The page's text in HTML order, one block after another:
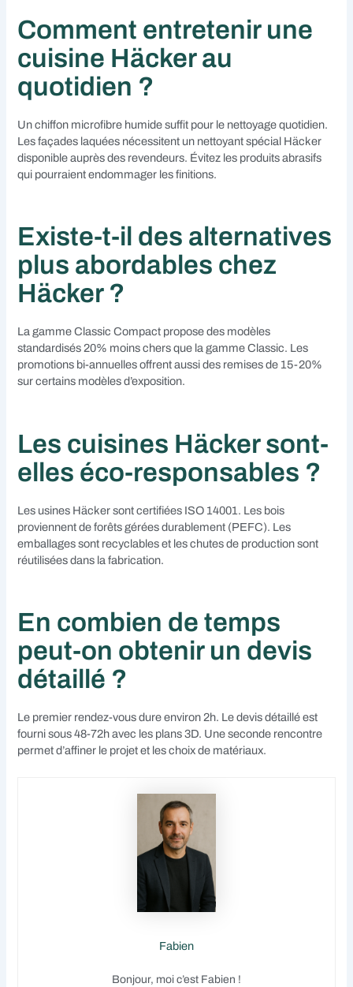
Comment entretenir une
cuisine Häcker au
quotidien ?
Un chiffon microfibre humide suffit pour le nettoyage quotidien.
Les façades laquées nécessitent un nettoyant spécial Häcker
disponible auprès des revendeurs. Évitez les produits abrasifs
qui pourraient endommager les finitions.
Existe-t-il des alternatives
plus abordables chez
Häcker ?
La gamme Classic Compact propose des modèles
standardisés 20% moins chers que la gamme Classic. Les
promotions bi-annuelles offrent aussi des remises de 15-20%
sur certains modèles d’exposition.
Les cuisines Häcker sont-
elles éco-responsables ?
Les usines Häcker sont certifiées ISO 14001. Les bois
proviennent de forêts gérées durablement (PEFC). Les
emballages sont recyclables et les chutes de production sont
réutilisées dans la fabrication.
En combien de temps
peut-on obtenir un devis
détaillé ?
Le premier rendez-vous dure environ 2h. Le devis détaillé est
fourni sous 48-72h avec les plans 3D. Une seconde rencontre
permet d’affiner le projet et les choix de matériaux.
Fabien
Bonjour, moi c’est Fabien !